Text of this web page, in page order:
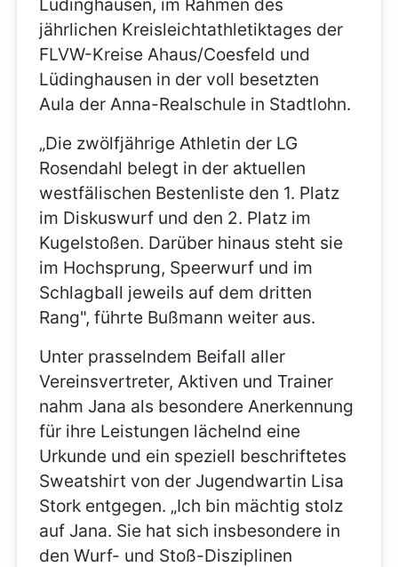
jährlichen Kreisleichtathletiktages der
FLVW-Kreise Ahaus/Coesfeld und
Lüdinghausen in der voll besetzten
Aula der Anna-Realschule in Stadtlohn.
„Die zwölfjährige Athletin der LG
Rosendahl belegt in der aktuellen
westfälischen Bestenliste den 1. Platz
im Diskuswurf und den 2. Platz im
Kugelstoßen. Darüber hinaus steht sie
im Hochsprung, Speerwurf und im
Schlagball jeweils auf dem dritten
Rang", führte Bußmann weiter aus.
Unter prasselndem Beifall aller
Vereinsvertreter, Aktiven und Trainer
nahm Jana als besondere Anerkennung
für ihre Leistungen lächelnd eine
Urkunde und ein speziell beschriftetes
Sweatshirt von der Jugendwartin Lisa
Stork entgegen. „Ich bin mächtig stolz
auf Jana. Sie hat sich insbesondere in
den Wurf- und Stoß-Disziplinen